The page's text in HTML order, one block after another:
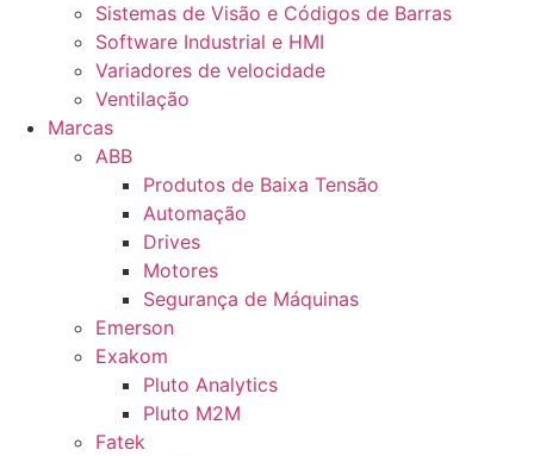
Sistemas de Visão e Códigos de Barras
Software Industrial e HMI
Variadores de velocidade
Ventilação
Marcas
ABB
Produtos de Baixa Tensão
Automação
Drives
Motores
Segurança de Máquinas
Emerson
Exakom
Pluto Analytics
Pluto M2M
Fatek